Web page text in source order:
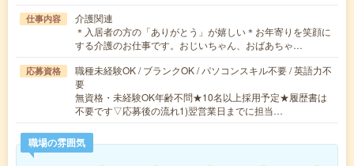
仕事内容
介護関連
＊入居者の方の「ありがとう」が嬉しい＊お年寄りを笑顔に
する介護のお仕事です。おじいちゃん、おばあちゃ…
応募資格
職種未経験OK / ブランクOK / パソコンスキル不要 / 英語力不
要
無資格・未経験OK年齢不問★10名以上採用予定★履歴書は
不要です▽応募後の流れ1)翌営業日までに担当…
職場の雰囲気